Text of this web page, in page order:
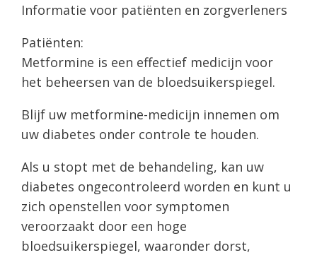
Informatie voor patiënten en zorgverleners
Patiënten:
Metformine is een effectief medicijn voor
het beheersen van de bloedsuikerspiegel.
Blijf uw metformine-medicijn innemen om
uw diabetes onder controle te houden.
Als u stopt met de behandeling, kan uw
diabetes ongecontroleerd worden en kunt u
zich openstellen voor symptomen
veroorzaakt door een hoge
bloedsuikerspiegel, waaronder dorst,